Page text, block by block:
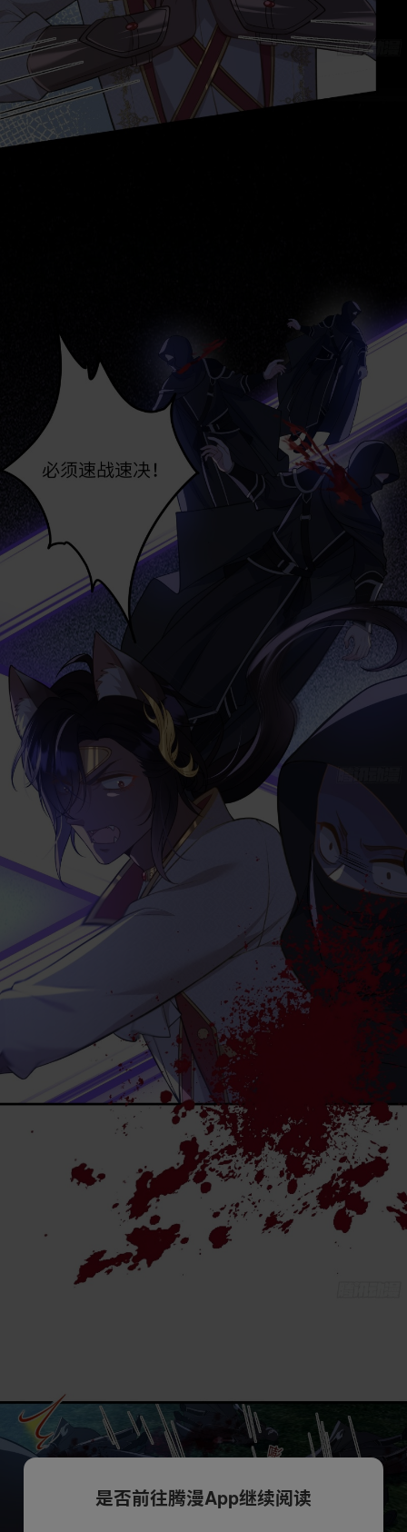
是否前往腾漫App继续阅读